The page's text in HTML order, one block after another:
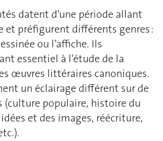
datent d’une période allant
et préfigurent différents genres :
ou l’affiche. Ils
essentiel à l’étude de la
œuvres littéraires canoniques.
un éclairage différent sur de
(culture populaire, histoire du
et des images, réécriture,